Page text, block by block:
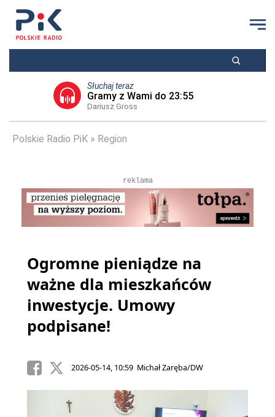
Słuchaj teraz
Gramy z Wami do 23:55
Dariusz Gross
Polskie Radio PiK Region
reklama
Ogromne pieniądze na
ważne dla mieszkańców
inwestycje. Umowy
podpisane!
2026-05-14, 10:59 Michał Zaręba/DW